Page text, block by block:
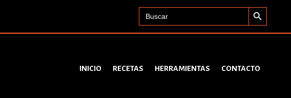
Search
for:
Search Button
INICIO RECETAS HERRAMIENTAS CONTACTO